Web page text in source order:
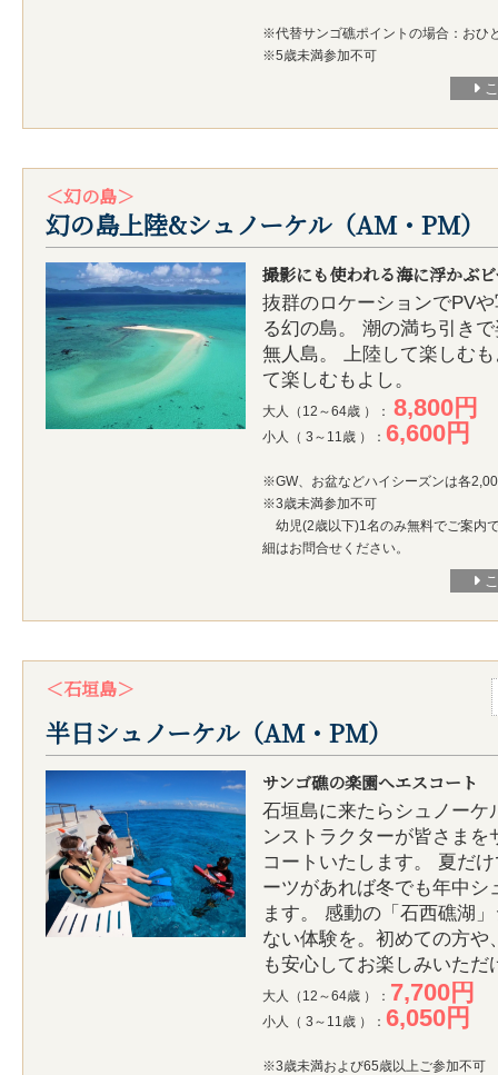
※代替サンゴ礁ポイントの場合：おひ
※5歳未満参加不可
＜幻の島＞
幻の島上陸&シュノーケル（AM・PM）
撮影にも使われる海に浮かぶ
抜群のロケーションでPV
る幻の島。 潮の満ち引き
無人島。 上陸して楽しむ
て楽しむもよし。
大人（12～64歳 ）： 8,800円
小人（ 3～11歳 ）： 6,600円
※GW、お盆などハイシーズンは各
※3歳未満参加不可
幼児(2歳以下)1名のみ無料でご案内
細はお問合せください。
＜石垣島＞
半日シュノーケル（AM・PM）
サンゴ礁の楽園へエスコート
石垣島に来たらシュノーケ
ンストラクターが皆さまを
コートいたします。 夏だ
ーツがあれば冬でも年中シ
ます。 感動の「石西礁湖
ない体験を。初めての方や
も安心してお楽しみいただ
大人（12～64歳 ）： 7,700円
小人（ 3～11歳 ）： 6,050円
※3歳未満および65歳以上ご参加不可